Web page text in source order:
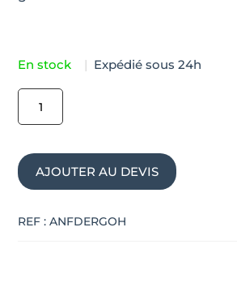
En stock | Expédié sous 24h
quantité
Fauteuil
de
bureau
usage
AJOUTER AU DEVIS
REF :ANFDERGOH